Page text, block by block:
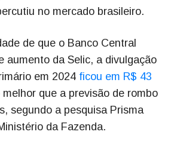
no mercado brasileiro.
de que o Banco Central
aumento da Selic, a divulgação
em 2024 ficou em R$ 43
melhor que a previsão de rombo
segundo a pesquisa Prisma
da Fazenda.